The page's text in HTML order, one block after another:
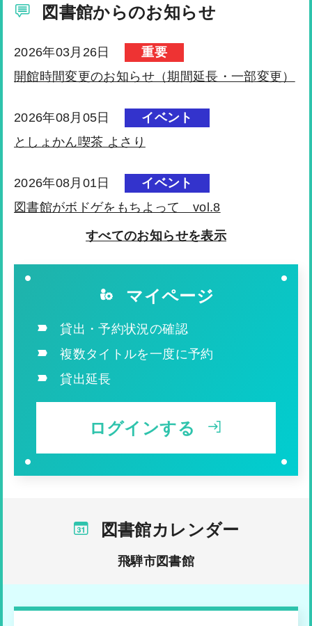
図書館からのお知らせ
2026年03月26日
重要
開館時間変更のお知らせ（期間延長・一部変更）
2026年08月05日
イベント
としょかん喫茶 よさり
2026年08月01日
イベント
図書館がボドゲをもちよって vol.8
図書館カフェ
飛騨市図書館で調査をしたい方へ （調査協力依
頼、レポート・論文等提出のお願い）
戦争童話上映会
2026年07月24日
2026年07月23日
イベント
すべてのお知らせを表示
マイページ
貸出・予約状況の確認
複数タイトルを一度に予約
貸出延長
ログインする
図書館カレンダー
飛騨市図書館